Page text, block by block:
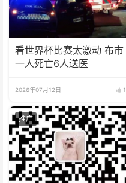
看世界杯比赛太激动 布市
一人死亡6人送医
2026年07月12日 1
推广